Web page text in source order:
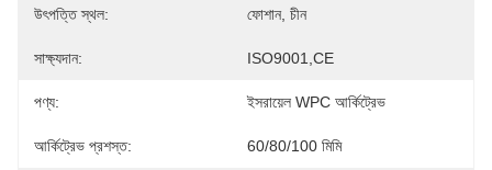
উৎপত্তি স্থল: ফোশান, চীন
সাক্ষ্যদান: ISO9001,CE
পণ্য: ইসরায়েল WPC আর্কিট্রেভ
আর্কিট্রেভ প্রশস্ত: 60/80/100 মিমি